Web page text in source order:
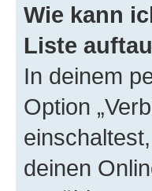
Wie kann
Liste
In deinem
Option
deinen